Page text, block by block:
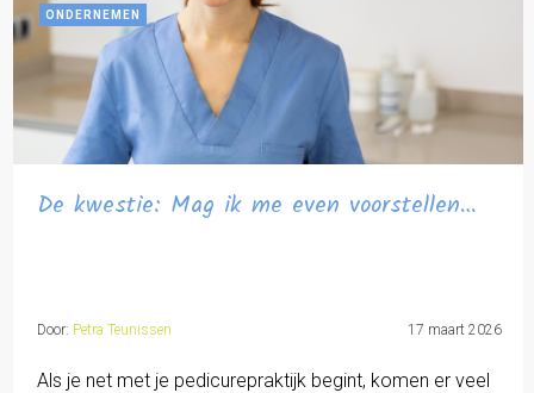
ONDERNEMEN
De kwestie: Mag ik me even voorstellen…
Door: Petra Teunissen 17 maart 2026
Als je net met je pedicurepraktijk begint, komen er veel